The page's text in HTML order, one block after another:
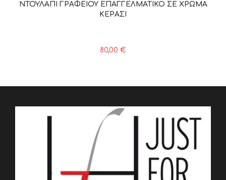
ΝΤΟΥΛΑΠΙ ΓΡΑΦΕΙΟΥ ΕΠΑΓΓΕΛΜΑΤΙΚΟ ΣΕ ΧΡΩΜΑ
ΚΕΡΑΣΙ
80,00 €